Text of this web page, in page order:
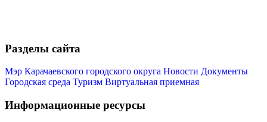
Разделы сайта
Мэр Карачаевского городского округа Новости Документы
Городская среда Туризм Виртуальная приемная
Информационные ресурсы